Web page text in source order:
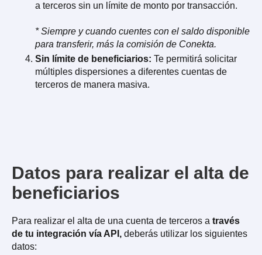
a terceros sin un límite de monto por transacción.
* Siempre y cuando cuentes con el saldo disponible
para transferir, más la comisión de Conekta.
Sin límite de beneficiarios: Te permitirá solicitar
múltiples dispersiones a diferentes cuentas de
terceros de manera masiva.
Datos para realizar el alta de
beneficiarios
Para realizar el alta de una cuenta de terceros a través
de tu integración vía API, deberás utilizar los siguientes
datos: